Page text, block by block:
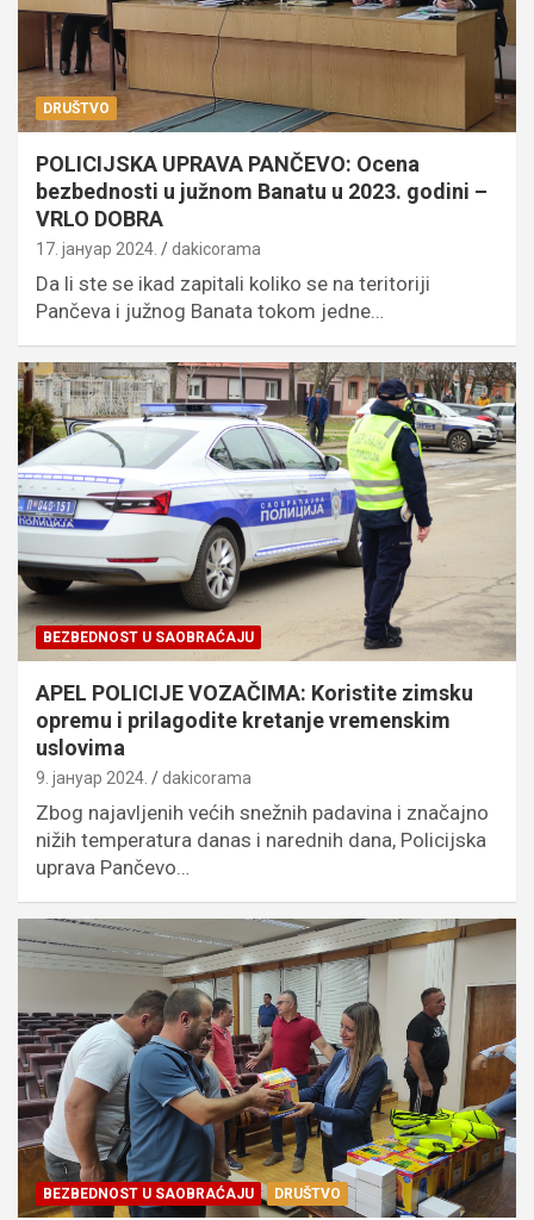
DRUŠTVO
POLICIJSKA UPRAVA PANČEVO: Ocena
bezbednosti u južnom Banatu u 2023. godini –
VRLO DOBRA
17. јануар 2024. dakicorama
Da li ste se ikad zapitali koliko se na teritoriji
Pančeva i južnog Banata tokom jedne…
BEZBEDNOST U SAOBRAĆAJU
APEL POLICIJE VOZAČIMA: Koristite zimsku
opremu i prilagodite kretanje vremenskim
uslovima
9. јануар 2024. dakicorama
Zbog najavljenih većih snežnih padavina i značajno
nižih temperatura danas i narednih dana, Policijska
uprava Pančevo…
BEZBEDNOST U SAOBRAĆAJU DRUŠTVO